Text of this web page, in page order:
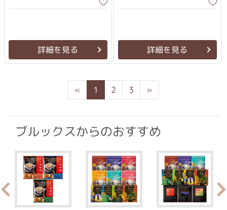
詳細を見る 詳細を見る
« Previous
1 2 3 »Next
ブルックスからのおすすめ